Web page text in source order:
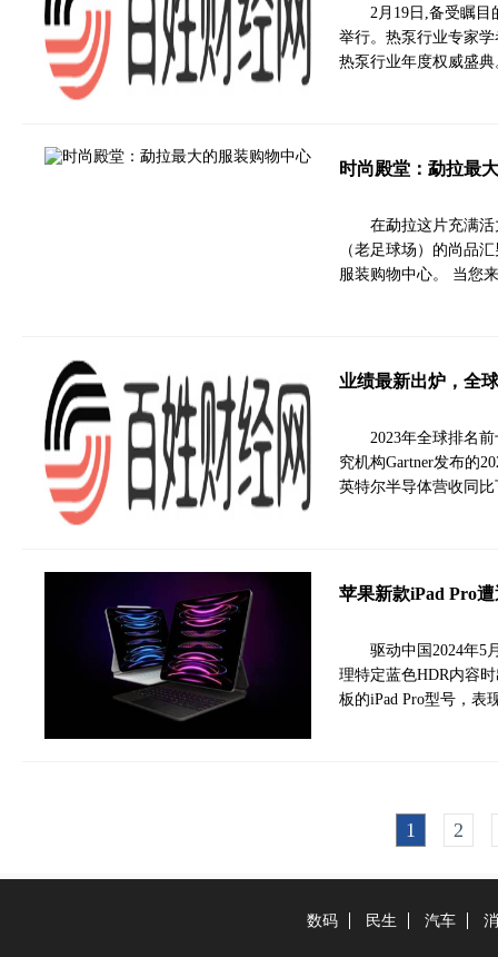
2月19日,备受瞩目
举行。热泵行业专家
热泵行业年度权威盛
时尚殿堂：勐拉最
在勐拉这片充满
（老足球场）的尚品
服装购物中心。 当您
业绩最新出炉，全
2023年全球排名
究机构Gartner发布的
英特尔半导体营收同
苹果新款iPad Pro
驱动中国2024年5
理特定蓝色HDR内容
板的iPad Pro型号，
1 2
数码 民生 汽车